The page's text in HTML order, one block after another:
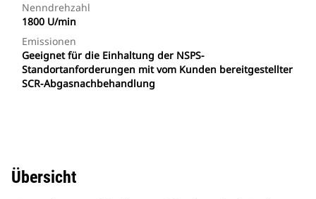
Nenndrehzahl
1800 U/min
Emissionen
Geeignet für die Einhaltung der NSPS-
Standortanforderungen mit vom Kunden bereitgestellter
SCR-Abgasnachbehandlung
Übersicht